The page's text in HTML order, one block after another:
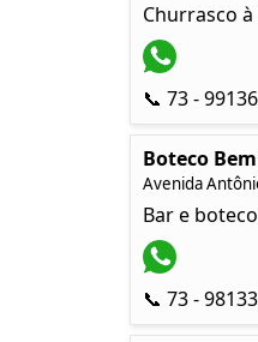
Churrasco
📞 73 -
Boteco
Avenida
Bar e
📞 73 -